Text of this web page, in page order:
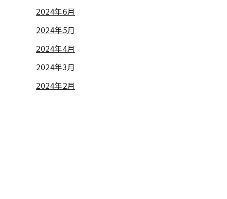
2024年6月
2024年5月
2024年4月
2024年3月
2024年2月